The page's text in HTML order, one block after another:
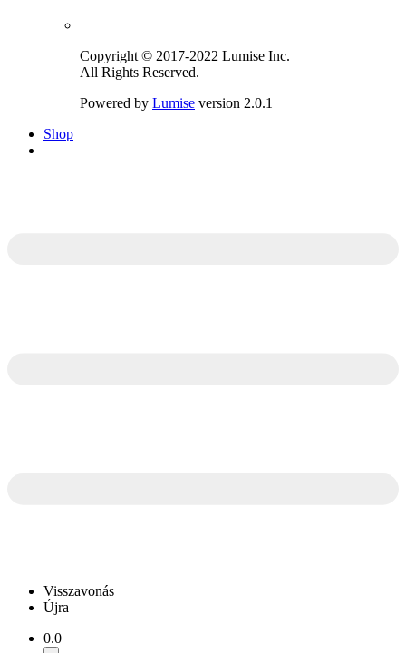
Copyright © 2017-2022 Lumise Inc.
All Rights Reserved.
Powered by Lumise version 2.0.1
Shop
Visszavonás
Újra
0.0